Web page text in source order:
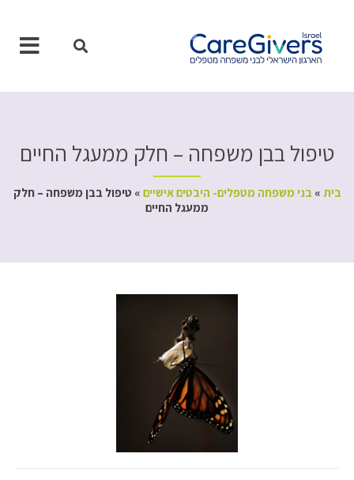
טיפול בבן משפחה – חלק ממעגל החיים
בית »בני משפחה מטפלים- היבטים אישיים » טיפול בבן משפחה – חלק
ממעגל החיים